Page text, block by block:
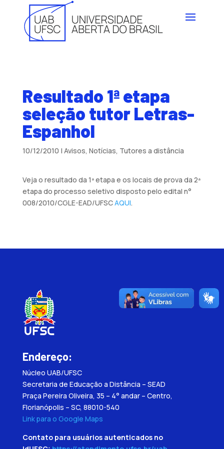
Resultado 1ª etapa
seleção tutor Letras-
Espanhol
10/12/2010 | Avisos, Notícias, Tutores a distância
Veja o resultado da 1ª etapa e os locais de prova da 2ª
etapa do processo seletivo disposto pelo edital n°
008/2010/CGLE-EAD/UFSCAQUI.
Endereço:
Núcleo UAB/UFSC
Secretaria de Educação a Distância – SEAD
Praça Pereira Oliveira, 35 – 4° andar – Centro,
Florianópolis – SC, 88010-540
Link para o Google Maps
Contato para usuários autenticados no